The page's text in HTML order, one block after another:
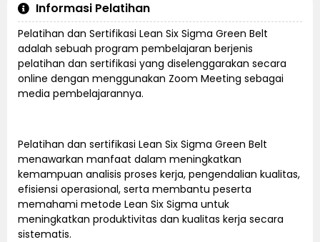
Informasi Pelatihan
Pelatihan dan Sertifikasi Lean Six Sigma Green Belt
adalah sebuah program pembelajaran berjenis
pelatihan dan sertifikasi yang diselenggarakan secara
online dengan menggunakan Zoom Meeting sebagai
media pembelajarannya.
Pelatihan dan sertifikasi Lean Six Sigma Green Belt
menawarkan manfaat dalam meningkatkan
kemampuan analisis proses kerja, pengendalian kualitas,
efisiensi operasional, serta membantu peserta
memahami metode Lean Six Sigma untuk
meningkatkan produktivitas dan kualitas kerja secara
sistematis.